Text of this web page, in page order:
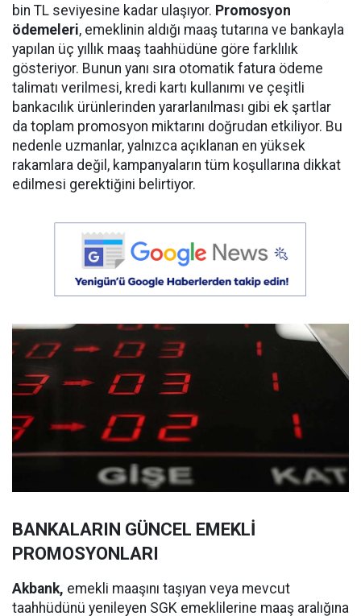
bin TL seviyesine kadar ulaşıyor. Promosyon
ödemeleri, emeklinin aldığı maaş tutarına ve bankayla
yapılan üç yıllık maaş taahhüdüne göre farklılık
gösteriyor. Bunun yanı sıra otomatik fatura ödeme
talimatı verilmesi, kredi kartı kullanımı ve çeşitli
bankacılık ürünlerinden yararlanılması gibi ek şartlar
da toplam promosyon miktarını doğrudan etkiliyor. Bu
nedenle uzmanlar, yalnızca açıklanan en yüksek
rakamlara değil, kampanyaların tüm koşullarına dikkat
edilmesi gerektiğini belirtiyor.
BANKALARIN GÜNCEL EMEKLİ
PROMOSYONLARI
Akbank, emekli maaşını taşıyan veya mevcut
taahhüdünü yenileyen SGK emeklilerine maaş aralığına